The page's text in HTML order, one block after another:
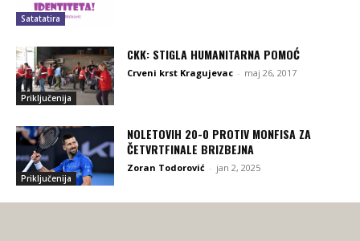
Satatatira
Priključenija
CKK: STIGLA HUMANITARNA POMOĆ
Crveni krst Kragujevac - maj 26, 2017
Priključenija
NOLETOVIH 20-0 PROTIV MONFISA ZA
ČETVRTFINALE BRIZBEJNA
Zoran Todorović - jan 2, 2025